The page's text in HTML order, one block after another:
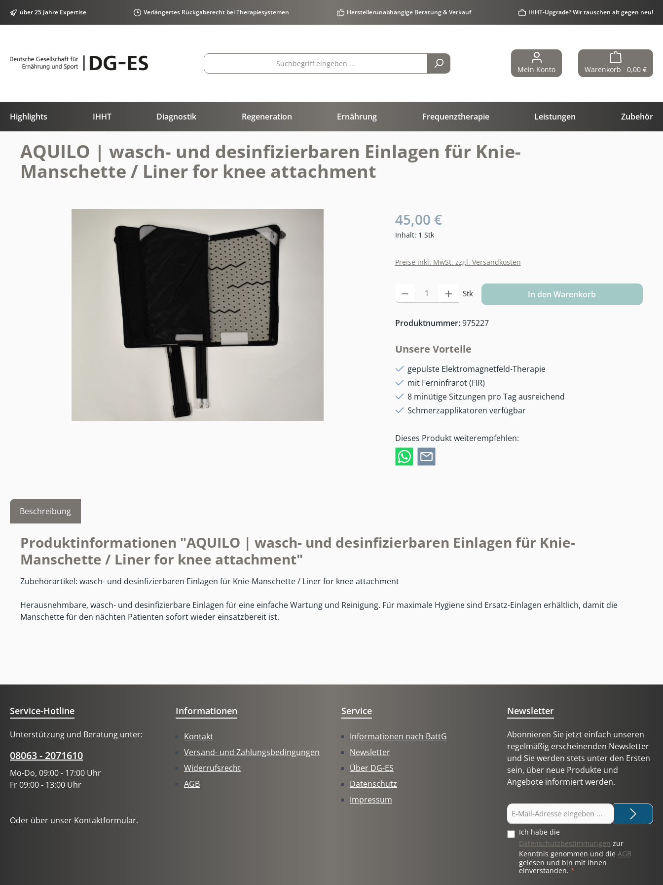
Zur Hauptnavigation springen
über 25 Jahre Expertise Verlängertes Rückgaberecht bei Therapiesystemen Herstellerunabhängige Beratung & Verkauf IHHT-Upgrade? Wir tauschen alt gegen neu!
Mein Konto Warenkorb 0,00 €
Highlights IHHT Diagnostik Regeneration Ernährung Frequenztherapie Leistungen Zubehör
AQUILO | wasch- und desinfizierbaren Einlagen für Knie-
Manschette / Liner for knee attachment
45,00 €
Inhalt: 1 Stk
Preise inkl. MwSt. zzgl. Versandkosten
Produkt Anzahl: Gib den gewünschten Wert ein oder benutze die Schaltflächen um die Anzahl zu
Stk In den Warenkorb
Produktnummer:975227
Unsere Vorteile
gepulste Elektromagnetfeld-Therapie
mit Ferninfrarot (FIR)
8 minütige Sitzungen pro Tag ausreichend
Schmerzapplikatoren verfügbar
Dieses Produkt weiterempfehlen:
Beschreibung
Produktinformationen "AQUILO | wasch- und desinfizierbaren Einlagen für Knie-
Manschette / Liner for knee attachment"
Zubehörartikel: wasch- und desinfizierbaren Einlagen für Knie-Manschette / Liner for knee attachment
Herausnehmbare, wasch- und desinfizierbare Einlagen für eine einfache Wartung und Reinigung. Für maximale Hygiene sind Ersatz-Einlagen erhältlich, damit die
Manschette für den nächten Patienten sofort wieder einsatzbereit ist.
Service-Hotline
Unterstützung und Beratung unter:
08063 - 2071610
Mo-Do, 09:00 - 17:00 Uhr
Fr 09:00 - 13:00 Uhr
Oder über unser Kontaktformular.
Informationen
Kontakt
Versand- und Zahlungsbedingungen
Widerrufsrecht
AGB
Service
Informationen nach BattG
Newsletter
Über DG-ES
Datenschutz
Impressum
Newsletter
Abonnieren Sie jetzt einfach unseren
regelmäßig erscheinenden Newsletter
und Sie werden stets unter den Ersten
sein, über neue Produkte und
Angebote informiert werden.
E-
Mail-
Adresse
*
Ich habe die
Datenschutzbestimmungen zur
Kenntnis genommen und die AGB
gelesen und bin mit ihnen
einverstanden. *